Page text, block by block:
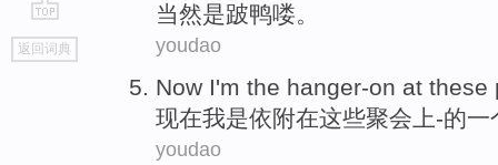
go
top
返回词典
当然是跛鸭喽。
youdao
Now I'm the hanger-on at these
现在我是依附在这些聚会上-的一
youdao